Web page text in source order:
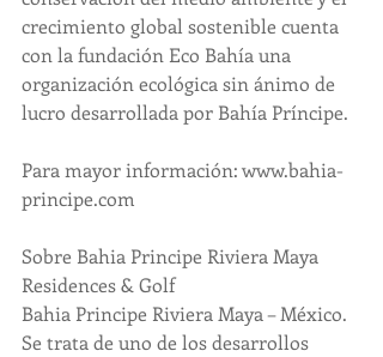
crecimiento global sostenible cuenta
con la fundación Eco Bahía una
organización ecológica sin ánimo de
lucro desarrollada por Bahía Príncipe.
Para mayor información: www.bahia-
principe.com
Sobre Bahia Principe Riviera Maya
Residences & Golf
Bahia Principe Riviera Maya – México.
Se trata de uno de los desarrollos